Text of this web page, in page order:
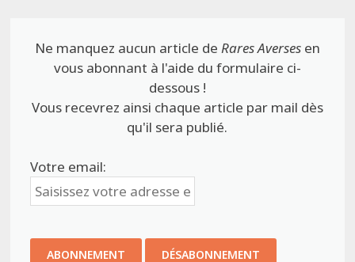
Ne manquez aucun article de Rares Aversesen
vous abonnant à l'aide du formulaire ci-
dessous !
Vous recevrez ainsi chaque article par mail dès
qu'il sera publié.
Votre email: